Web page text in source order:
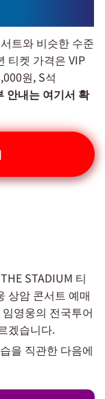
트와 비슷한 수준
티켓 가격은 VIP
원, S석
안내는 여기서 확
STADIUM 티
상암 콘서트 예매
영웅의 전국투어
겠습니다.
을 직관한 다음에